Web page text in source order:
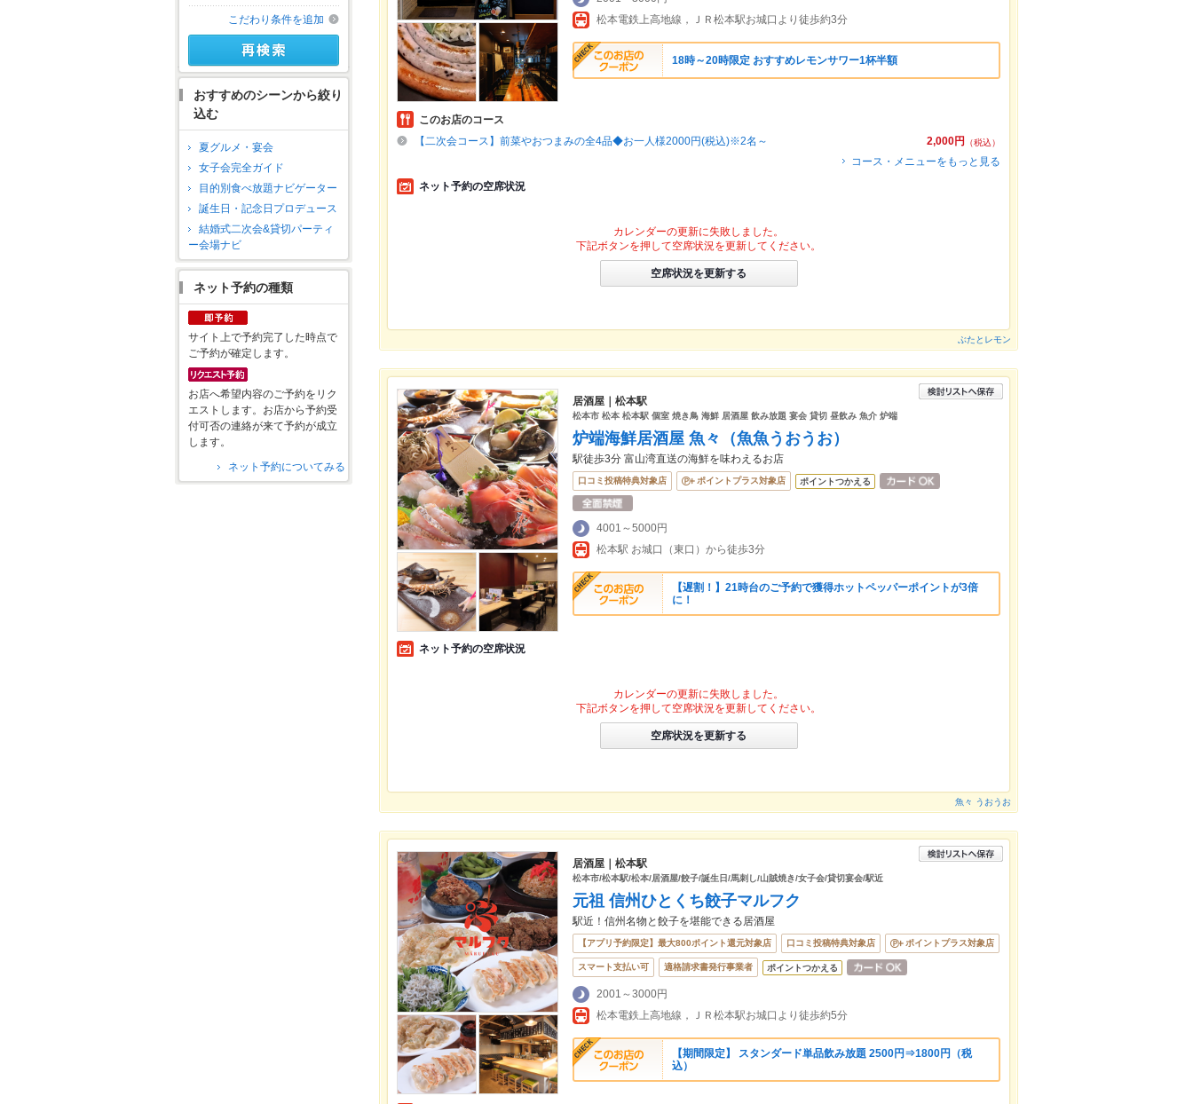
こだわり条件を追加
おすすめのシーンから絞り
込む
夏グルメ・宴会
女子会完全ガイド
目的別食べ放題ナビゲーター
誕生日・記念日プロデュース
結婚式二次会&貸切パーティ
ー会場ナビ
ネット予約の種類
サイト上で予約完了した時点で
ご予約が確定します。
お店へ希望内容のご予約をリク
エストします。お店から予約受
付可否の連絡が来て予約が成立
します。
ネット予約についてみる
松本電鉄上高地線，ＪＲ松本駅お城口より徒歩約3分
18時～20時限定 おすすめレモンサワー1杯半額
このお店のコース
2,000円
（税込）
【二次会コース】前菜やおつまみの全4品◆お一人様2000円(税込)※2名～
コース・メニューをもっと見る
ネット予約の空席状況
カレンダーの更新に失敗しました。
下記ボタンを押して空席状況を更新してください。
空席状況を更新する
ぶたとレモン
居酒屋｜松本駅
松本市 松本 松本駅 個室 焼き鳥 海鮮 居酒屋 飲み放題 宴会 貸切 昼飲み 魚介 炉端
炉端海鮮居酒屋 魚々（魚魚うおうお）
駅徒歩3分 富山湾直送の海鮮を味わえるお店
口コミ投稿特典対象店 ポイントプラス対象店 ポイントつかえる
4001～5000円
松本駅 お城口（東口）から徒歩3分
【遅割！】21時台のご予約で獲得ホットペッパーポイントが3倍
に！
ネット予約の空席状況
カレンダーの更新に失敗しました。
下記ボタンを押して空席状況を更新してください。
空席状況を更新する
魚々 うおうお
居酒屋｜松本駅
松本市/松本駅/松本/居酒屋/餃子/誕生日/馬刺し/山賊焼き/女子会/貸切宴会/駅近
元祖 信州ひとくち餃子マルフク
駅近！信州名物と餃子を堪能できる居酒屋
【アプリ予約限定】最大800ポイント還元対象店 口コミ投稿特典対象店 ポイントプラス対象店
スマート支払い可 適格請求書発行事業者 ポイントつかえる
2001～3000円
松本電鉄上高地線，ＪＲ松本駅お城口より徒歩約5分
【期間限定】 スタンダード単品飲み放題 2500円⇒1800円（税
込）